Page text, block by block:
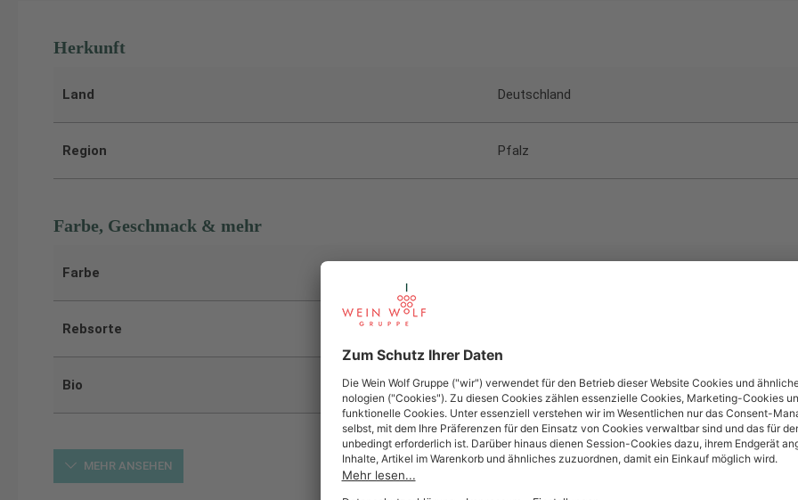
Herkunft
Land Deutschland
Region Pfalz
Farbe, Geschmack & mehr
Farbe
Rebsorte
Bio Ja
MEHR ANSEHEN